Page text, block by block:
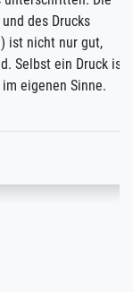
gut,
ist